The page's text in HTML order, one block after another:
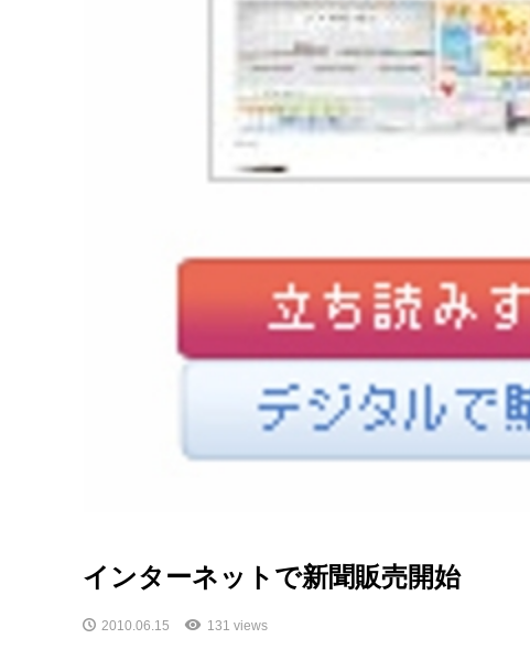
インターネットで新聞販売開始
2010.06.15 131 views